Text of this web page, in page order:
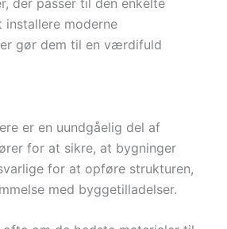
installere moderne
gør dem til en værdifuld
er en uundgåelig del af
for at sikre, at bygninger
for at opføre strukturen,
med byggetilladelser.